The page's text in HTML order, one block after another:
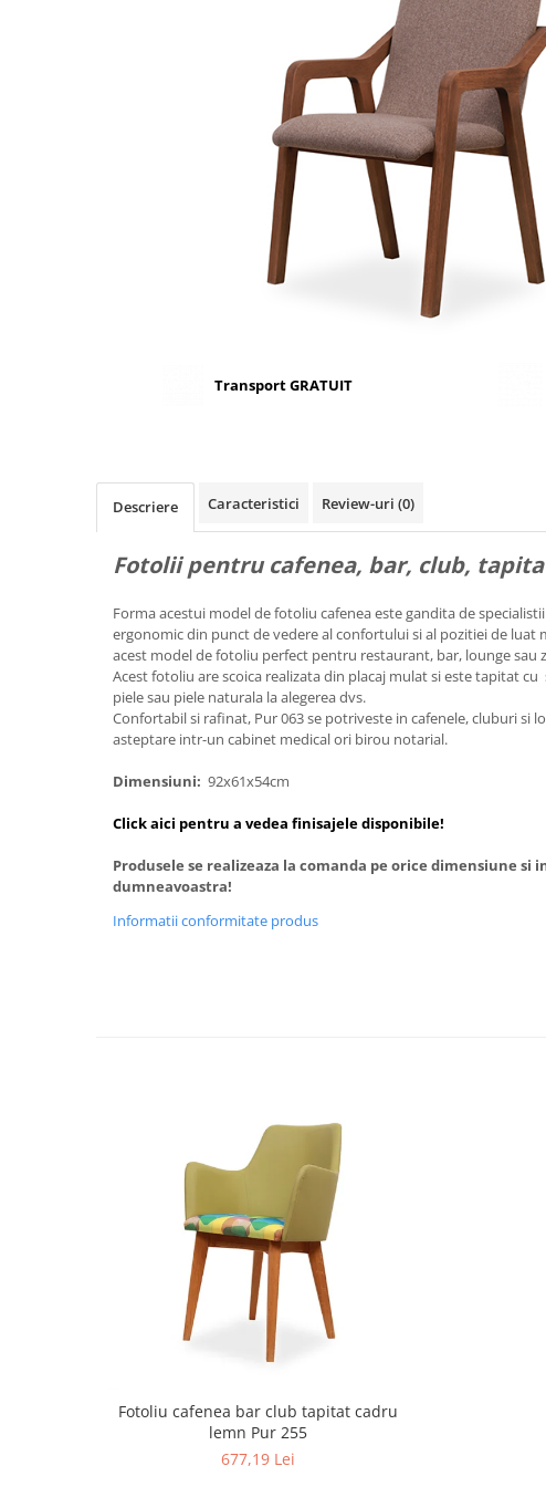
Transport GRATUIT
Descriere Caracteristici Review-uri (0)
Fotolii pentru cafenea, bar, club,
Forma acestui model de fotoliu cafenea este gandita de
ergonomic din punct de vedere al confortului si al pozitiei de luat
acest model de fotoliu perfect pentru restaurant, bar, lounge sau
Acest fotoliu are scoica realizata din placaj mulat si este tapitat
piele sau piele naturala la alegerea dvs.
Confortabil si rafinat, Pur 063 se potriveste in cafenele, cluburi si
asteptare intr-un cabinet medical ori birou notarial.
Dimensiuni: 92x61x54cm
Click aici pentru a vedea finisajele disponibile!
Produsele se realizeaza la comanda pe orice dimensiune si
dumneavoastra!
Informatii conformitate produs
Fotoliu cafenea bar club tapitat cadru
lemn Pur 255
677,19 Lei